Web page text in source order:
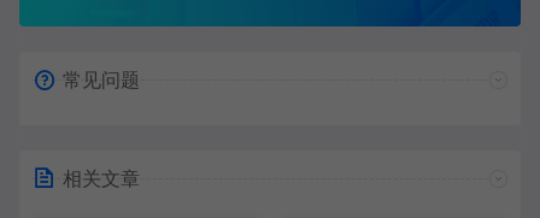
常见问题
相关文章